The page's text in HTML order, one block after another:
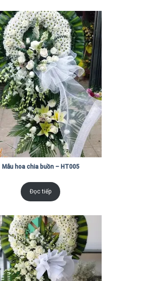
Mẫu hoa chia buồn – HT005
Đọc tiếp